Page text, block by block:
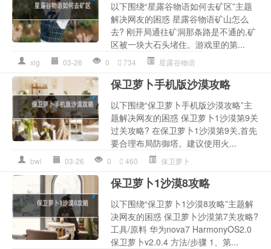
以下围绕“星露谷物语如何去矿区”主题
解决网友的困惑 星露谷物语矿山怎么
去? 刚开局通往矿洞那条路是不通的,矿
区被一块大石头堵住。游戏里的第...
xlg 03-26 0 734 星露谷物语
保卫萝卜手机版沙漠攻略
以下围绕“保卫萝卜手机版沙漠攻略”主
题解决网友的困惑 保卫萝卜1沙漠第9关
过关攻略? 在保卫萝卜1沙漠第9关,首先
要合理布局防御塔。建议使用火...
bwl 03-26 0 460 保卫萝卜
保卫萝卜1沙漠8攻略
以下围绕“保卫萝卜1沙漠8攻略”主题解
决网友的困惑 保卫萝卜沙漠第7关攻略?
工具/原料 华为nova7 HarmonyOS2.0
保卫萝卜v2.0.4 方法/步骤 1、第...